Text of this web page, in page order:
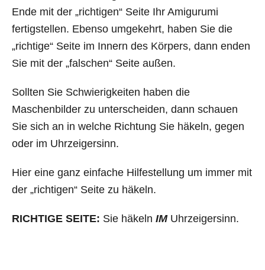
Ende mit der „richtigen“ Seite Ihr Amigurumi
fertigstellen. Ebenso umgekehrt, haben Sie die
„richtige“ Seite im Innern des Körpers, dann enden
Sie mit der „falschen“ Seite außen.
Sollten Sie Schwierigkeiten haben die
Maschenbilder zu unterscheiden, dann schauen
Sie sich an in welche Richtung Sie häkeln, gegen
oder im Uhrzeigersinn.
Hier eine ganz einfache Hilfestellung um immer mit
der „richtigen“ Seite zu häkeln.
RICHTIGE SEITE: Sie häkeln IMUhrzeigersinn.